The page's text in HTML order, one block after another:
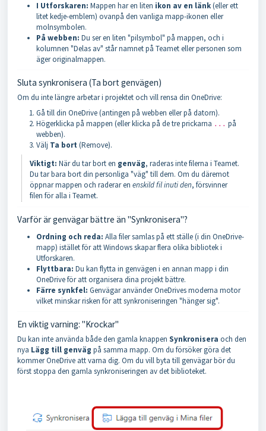
I Utforskaren: Mappen har en liten ikon av en länk(eller ett
litet kedje-emblem) ovanpå den vanliga mapp-ikonen eller
molnsymbolen.
På webben: Du ser en liten "pilsymbol" på mappen, och i
kolumnen "Delas av" står namnet på Teamet eller personen som
äger originalmappen.
Sluta synkronisera (Ta bort genvägen)
Om du inte längre arbetar i projektet och vill rensa din OneDrive:
Gå till din OneDrive (antingen på webben eller på datorn).
Högerklicka på mappen (eller klicka på de tre prickarna ... på
webben).
Välj Ta bort (Remove).
Viktigt: När du tar bort en genväg, raderas inte filerna i Teamet.
Du tar bara bort din personliga "väg" till dem. Om du däremot
öppnar mappen och raderar en enskild fil inuti den, försvinner
filen för alla i Teamet.
Varför är genvägar bättre än "Synkronisera"?
Ordning och reda: Alla filer samlas på ett ställe (i din OneDrive-
mapp) istället för att Windows skapar flera olika bibliotek i
Utforskaren.
Flyttbara: Du kan flytta in genvägen i en annan mapp i din
OneDrive för att organisera dina projekt bättre.
Färre synkfel: Genvägar använder OneDrives moderna motor
vilket minskar risken för att synkroniseringen "hänger sig".
En viktig varning: "Krockar"
Du kan inte använda både den gamla knappen Synkronisera och den
nya Lägg till genväg på samma mapp. Om du försöker göra det
kommer OneDrive att varna dig. Om du vill byta till genvägar bör du
först stoppa den gamla synkroniseringen av det biblioteket.